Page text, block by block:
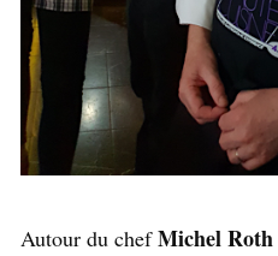
Autour du chefMichel Roth